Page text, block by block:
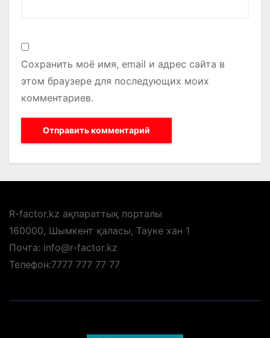
Сохранить моё имя, email и адрес сайта в
этом браузере для последующих моих
комментариев.
R-factor.kz ақпараттық порталы
160000, Шымкент қаласы, Тауке хан 1
Почта: info@r-factor.kz
Телефон:7777 777 77 77